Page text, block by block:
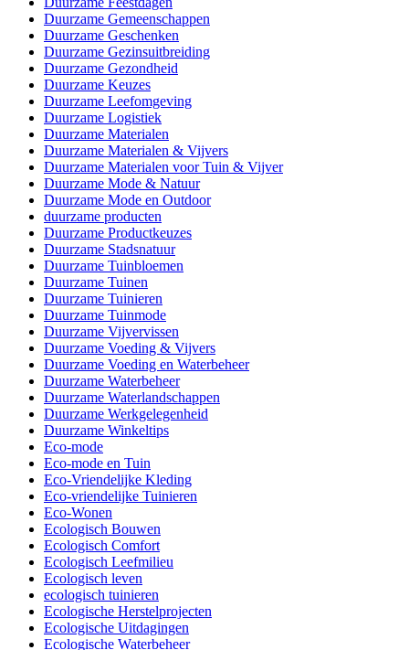
Duurzame Gemeenschappen
Duurzame Geschenken
Duurzame Gezinsuitbreiding
Duurzame Gezondheid
Duurzame Keuzes
Duurzame Leefomgeving
Duurzame Logistiek
Duurzame Materialen
Duurzame Materialen & Vijvers
Duurzame Materialen voor Tuin & Vijver
Duurzame Mode & Natuur
Duurzame Mode en Outdoor
duurzame producten
Duurzame Productkeuzes
Duurzame Stadsnatuur
Duurzame Tuinbloemen
Duurzame Tuinen
Duurzame Tuinieren
Duurzame Tuinmode
Duurzame Vijvervissen
Duurzame Voeding & Vijvers
Duurzame Voeding en Waterbeheer
Duurzame Waterbeheer
Duurzame Waterlandschappen
Duurzame Werkgelegenheid
Duurzame Winkeltips
Eco-mode
Eco-mode en Tuin
Eco-Vriendelijke Kleding
Eco-vriendelijke Tuinieren
Eco-Wonen
Ecologisch Bouwen
Ecologisch Comfort
Ecologisch Leefmilieu
Ecologisch leven
ecologisch tuinieren
Ecologische Herstelprojecten
Ecologische Uitdagingen
Ecologische Waterbeheer